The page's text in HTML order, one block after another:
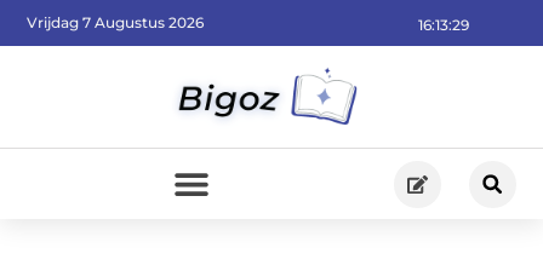
16:13:31
Vrijdag 7 Augustus 2026